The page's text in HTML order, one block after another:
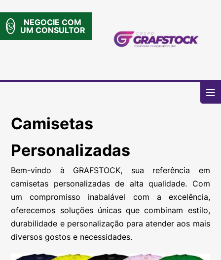
NEGOCIE COM
UM CONSULTOR
Camisetas
Personalizadas
Bem-vindo à GRAFSTOCK, sua referência em
camisetas personalizadas de alta qualidade. Com
um compromisso inabalável com a excelência,
oferecemos soluções únicas que combinam estilo,
durabilidade e personalização para atender aos mais
diversos gostos e necessidades.